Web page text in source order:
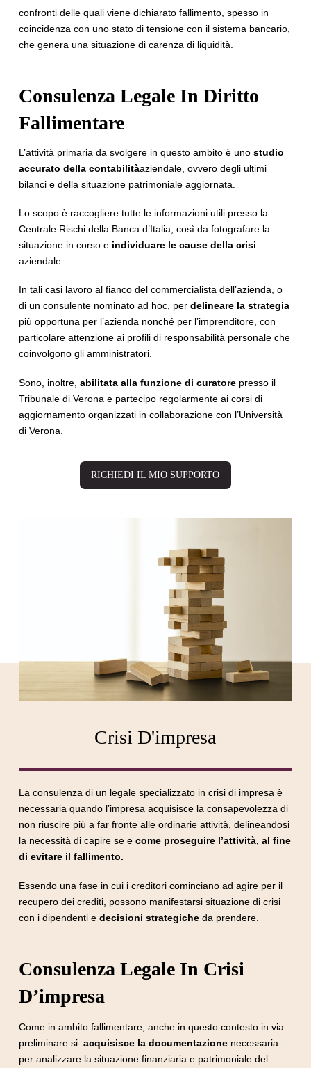
confronti delle quali viene dichiarato fallimento, spesso in
coincidenza con uno stato di tensione con il sistema bancario,
che genera una situazione di carenza di liquidità.
Consulenza Legale In Diritto
Fallimentare
L’attività primaria da svolgere in questo ambito è uno studio
accurato della contabilitàaziendale, ovvero degli ultimi
bilanci e della situazione patrimoniale aggiornata.
Lo scopo è raccogliere tutte le informazioni utili presso la
Centrale Rischi della Banca d’Italia, così da fotografare la
situazione in corso e individuare le cause della crisi
aziendale.
In tali casi lavoro al fianco del commercialista dell’azienda, o
di un consulente nominato ad hoc, per delineare la strategia
più opportuna per l’azienda nonché per l’imprenditore, con
particolare attenzione ai profili di responsabilità personale che
coinvolgono gli amministratori.
Sono, inoltre, abilitata alla funzione di curatorepresso il
Tribunale di Verona e partecipo regolarmente ai corsi di
aggiornamento organizzati in collaborazione con l’Università
di Verona.
RICHIEDI IL MIO SUPPORTO
Crisi D'impresa
La consulenza di un legale specializzato in crisi di impresa è
necessaria quando l’impresa acquisisce la consapevolezza di
non riuscire più a far fronte alle ordinarie attività, delineandosi
la necessità di capire se e come proseguire l’attività, al fine
di evitare il fallimento.
Essendo una fase in cui i creditori cominciano ad agire per il
recupero dei crediti, possono manifestarsi situazione di crisi
con i dipendenti e decisioni strategiche da prendere.
Consulenza Legale In Crisi
D’impresa
Come in ambito fallimentare, anche in questo contesto in via
preliminare si acquisisce la documentazionenecessaria
per analizzare la situazione finanziaria e patrimoniale del